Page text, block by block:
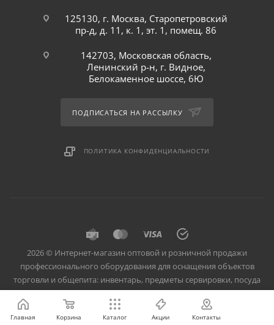
125130, г. Москва, Старопетровский
пр-д, д. 11, к. 1, эт. 1, помещ. 86
142703, Московская область,
Ленинский р-н, г. Видное,
Белокаменное шоссе, 6Ю
ПОДПИСАТЬСЯ НА РАССЫЛКУ
ПОЛИТИКА КОНФИДЕНЦИАЛЬНОСТИ
2026 © Интернет-магазин оптовой и розничной продажи
профессионального оборудования для оснащения объектов
торговли и общепита: инвентарь, предметы сервировки, посуда
для баров, кафе и ресторанов.
Главная Корзина Каталог Акции Контакты